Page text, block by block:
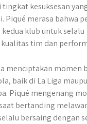
tingkat kesuksesan
Piqué merasa bahwa
klub untuk selalu
tim dan
menciptakan momen
baik di La Liga
Piqué mengenang
bertanding
bersaing dengan